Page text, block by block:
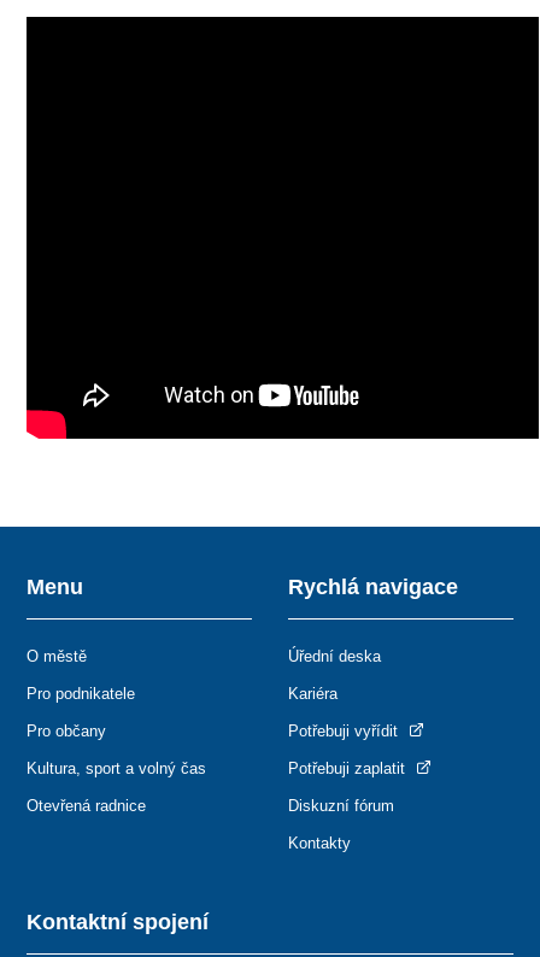
Kontaktní spojení
Menu
O městě
Pro podnikatele
Pro občany
Kultura, sport a volný čas
Otevřená radnice
Rychlá navigace
Úřední deska
Kariéra
Potřebuji vyřídit
Potřebuji zaplatit
Diskuzní fórum
Kontakty